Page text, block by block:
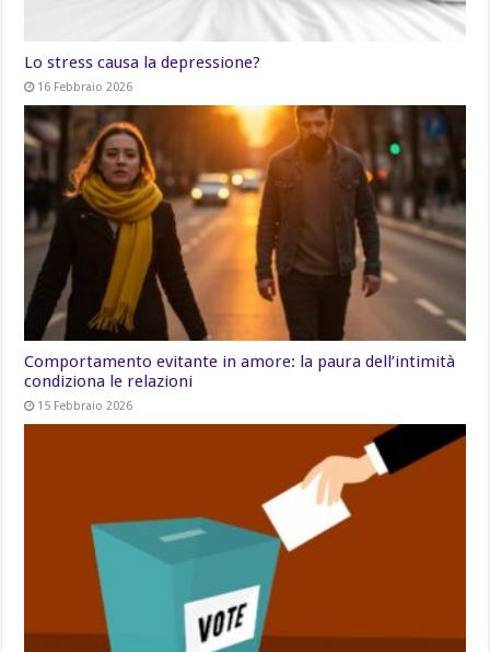
Lo stress causa la depressione?
16 Febbraio 2026
Comportamento evitante in amore: la paura dell’intimità
condiziona le relazioni
15 Febbraio 2026